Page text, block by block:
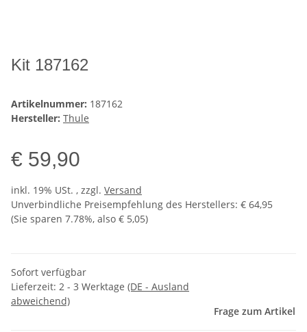
Kit 187162
Artikelnummer: 187162
Hersteller: Thule
€ 59,90
inkl. 19% USt. , zzgl. Versand
Unverbindliche Preisempfehlung des Herstellers: € 64,95
(Sie sparen 7.78%, also € 5,05)
Sofort verfügbar
Lieferzeit: 2 - 3 Werktage (DE - Ausland
abweichend)
Frage zum Artikel